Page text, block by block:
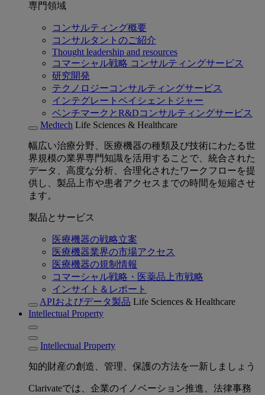
専門領域
コンサルティング概要
コンサルタントのご紹介
Thought leadership and resources
コマーシャル戦略 コンサルティングサービス
研究開発
テクノロジーコンサルティングサービス
インテグレートペイシェントジャー
ベンチマークとR&Dコンサルティングサービス
Medtech Life Sciences & Healthcare
幅広い治療分野、医療機器の種類及び技術にわたる世
界規模の業界専門知識を活用することで、統合された
データ、高度な分析、合理化されたワークフローを提
供し、製品上市や患者アクセスまでの時間を短縮させ
ます。
製品とサービス
医療機器の戦略立案
医療機器業界の市場アクセス
医療機器の規制情報
コマーシャル戦略・医薬品上市戦略
インサイト＆レポート
APIおよびデータ製品 Life Sciences & Healthcare
Intellectual Property
Intellectual Property
知的財産の創造、管理、保護の方法を一新しましょう
Clarivateでは、企業のイノベーション推進、法律事務